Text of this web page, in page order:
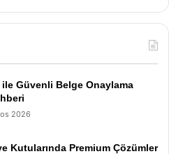
Güvenli Belge Onaylama
2026
Kutularında Premium Çözümler